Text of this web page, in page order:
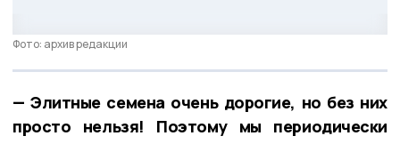
Фото: архив редакции
— Элитные семена очень дорогие, но без них
просто нельзя! Поэтому мы периодически